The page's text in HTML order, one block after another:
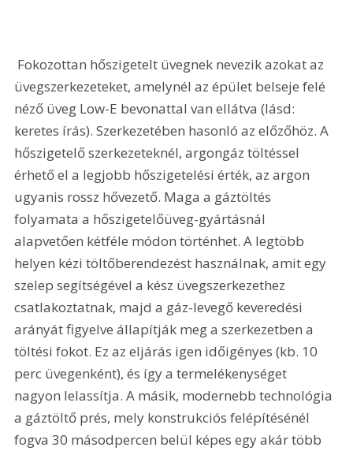
üvegszerkezeteket, amelynél az épület belseje felé
néző üveg Low-E bevonattal van ellátva (lásd:
keretes írás). Szerkezetében hasonló az előzőhöz. A
hőszigetelő szerkezeteknél, argongáz töltéssel
érhető el a legjobb hőszigetelési érték, az argon
ugyanis rossz hővezető. Maga a gáztöltés
folyamata a hőszigetelőüveg-gyártásnál
alapvetően kétféle módon történhet. A legtöbb
helyen kézi töltőberendezést használnak, amit egy
szelep segítségével a kész üvegszerkezethez
csatlakoztatnak, majd a gáz-levegő keveredési
arányát figyelve állapítják meg a szerkezetben a
töltési fokot. Ez az eljárás igen időigényes (kb. 10
perc üvegenként), és így a termelékenységet
nagyon lelassítja. A másik, modernebb technológia
a gáztöltő prés, mely konstrukciós felépítésénél
fogva 30 másodpercen belül képes egy akár több